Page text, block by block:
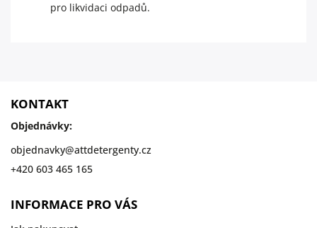
pro likvidaci odpadů.
KONTAKT
Objednávky:
objednavky@attdetergenty.cz
+420 603 465 165
INFORMACE PRO VÁS